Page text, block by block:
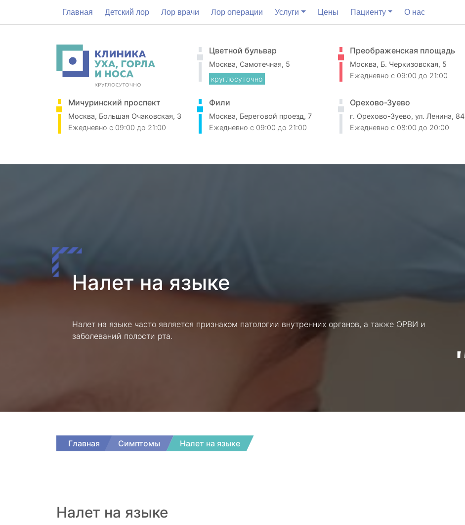
Главная Детский лор Лор врачи Лор операции Услуги Цены Пациенту О нас
Цветной бульвар
Москва, Самотечная, 5
круглосуточно
Преображенская площадь
Москва, Б. Черкизовская, 5
Ежедневно c 09:00 до 21:00
Мичуринский проспект
Москва, Большая Очаковская, 3
Ежедневно c 09:00 до 21:00
Фили
Москва, Береговой проезд, 7
Ежедневно c 09:00 до 21:00
Орехово-Зуево
г. Орехово-Зуево, ул. Ленина, 84
Ежедневно c 08:00 до 20:00
Налет на языке
Налет на языке часто является признаком патологии внутренних органов, а также ОРВИ и
заболеваний полости рта.
Главная Симптомы Налет на языке
Налет на языке